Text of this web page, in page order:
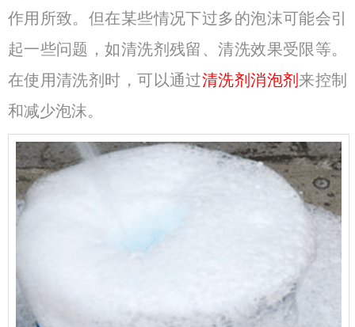
作用所致。但在某些情况下过多的泡沫可能会引
起一些问题，如清洗剂残留、清洗效果受限等。
在使用清洗剂时，可以通过清洗剂消泡剂 来控制
和减少泡沫。